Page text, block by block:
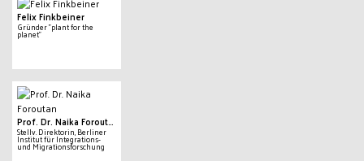
Felix Finkbeiner
Gründer "plant for the
planet"
Prof. Dr. Naika Foroutan
Stellv. Direktorin, Berliner
Institut für Integrations-
und Migrationsforschung